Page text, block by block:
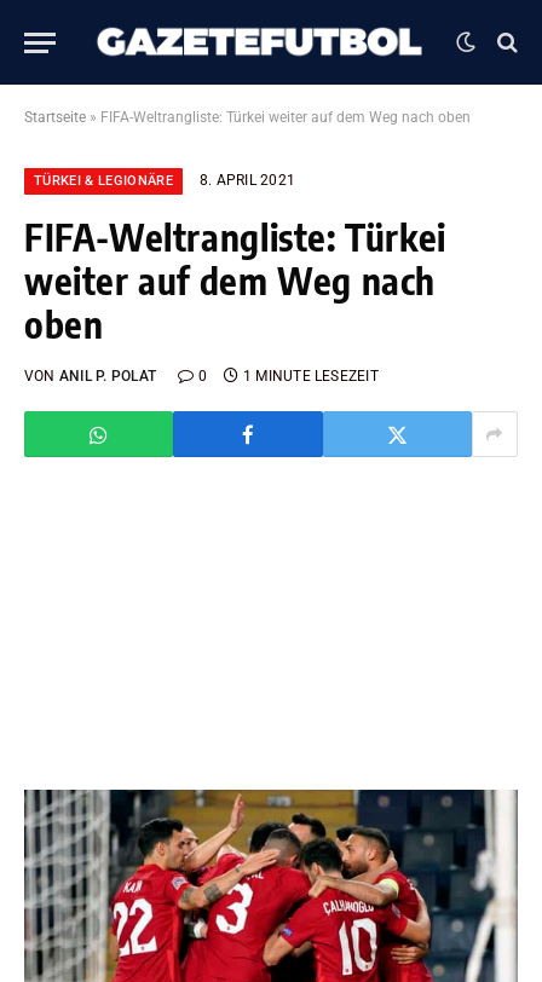
Startseite » FIFA-Weltrangliste: Türkei weiter auf dem Weg nach oben
TÜRKEI & LEGIONÄRE 8. APRIL 2021
FIFA-Weltrangliste: Türkei
weiter auf dem Weg nach
oben
VON ANIL P. POLAT 0 1 MINUTE LESEZEIT